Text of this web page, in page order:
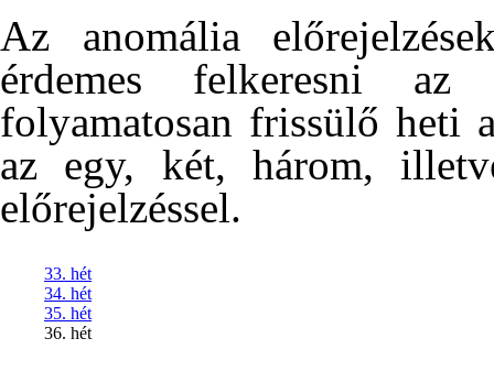
Az anomália
érdemes felkeresni
folyamatosan frissülő heti
az egy, két, három,
előrejelzéssel.
33. hét
34. hét
35. hét
36. hét